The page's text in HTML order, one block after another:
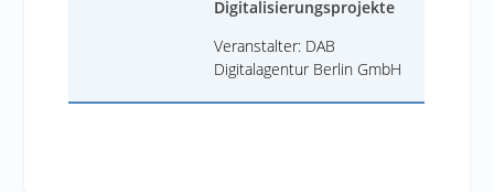
Digitalisierungsprojekte
Veranstalter: DAB
Digitalagentur Berlin GmbH